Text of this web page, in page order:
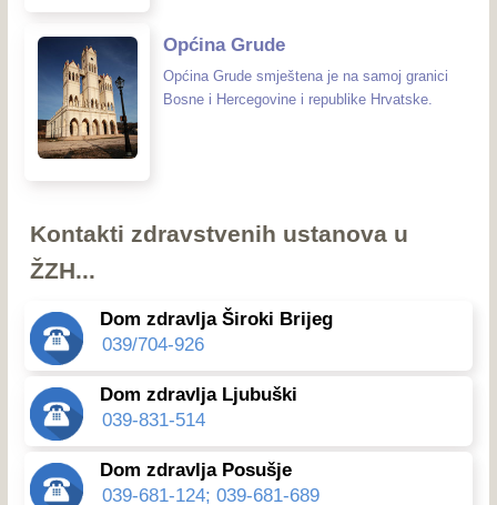
Općina Grude
Općina Grude smještena je na samoj granici
Bosne i Hercegovine i republike Hrvatske.
Kontakti zdravstvenih ustanova u
ŽZH...
Dom zdravlja Široki Brijeg
039/704-926
Dom zdravlja Ljubuški
039-831-514
Dom zdravlja Posušje
039-681-124; 039-681-689